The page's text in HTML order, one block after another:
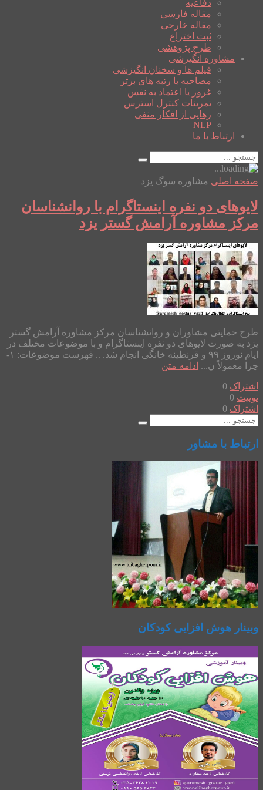
دفاعیه
مقاله فارسی
مقاله خارجی
ثبت اختراع
طرح پژوهشی
مشاوره انگیزشی
فیلم ها و سخنان انگیزشی
مصاحبه با رتبه های برتر
غرور یا اعتماد به نفس
تمرینات کنترل استرس
رهایی از افکار منفی
NLP
ارتباط با ما
صفحه اصلی مشاوره سوگ یزد
لایوهای دو نفره اینستاگرام با روانشناسان
مرکز مشاوره آرامش گستر یزد
طرح حمایتی مشاوران و روانشناسان مرکز مشاوره آرامش گستر
یزد به صورت لایوهای دو نفره اینستاگرام و با موضوعات مختلف در
ایام نوروز ۹۹ و قرنطینه خانگی انجام شد. .. فهرست موضوعات: ۱-
چرا معمولاً ن... ادامه متن
اشتراک 0
توییت 0
اشتراک 0
ارتباط با مشاور
وبینار هوش افزایی کودکان